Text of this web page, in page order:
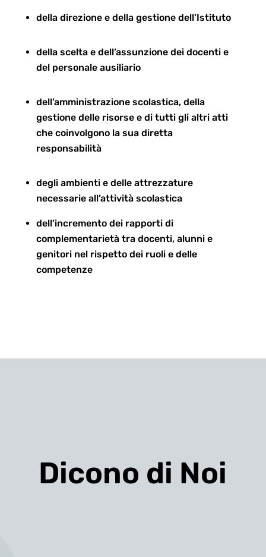
della direzione e della gestione dell’Istituto
della scelta e dell’assunzione dei docenti e
del personale ausiliario
dell’amministrazione scolastica, della
gestione delle risorse e di tutti gli altri atti
che coinvolgono la sua diretta
responsabilità
degli ambienti e delle attrezzature
necessarie all’attività scolastica
dell’incremento dei rapporti di
complementarietà tra docenti, alunni e
genitori nel rispetto dei ruoli e delle
competenze
Dicono di Noi